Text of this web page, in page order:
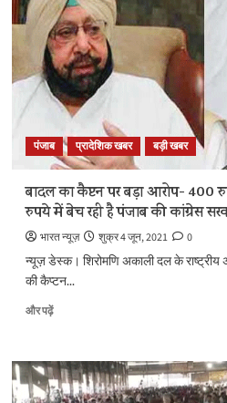
जीतने
में
किया
जा
सके’:
नवजोत
सिंह
के
बारे
और
पढ़ें
पंजाब प्रादेशिक खबर बड़ी खबर
बादल का कैप्टन पर बड़ा आरोप- 400
रुपये में बेच रही है पंजाब की कांग्रेस
भारत न्यूज़ शुक्र 4 जून, 2021
0
न्यूज़ डेस्क। शिरोमणि अकाली दल के राष्ट्रीय
की कैप्टन...
और पढ़ेंबादल
पर
बड़ा
आरोप-